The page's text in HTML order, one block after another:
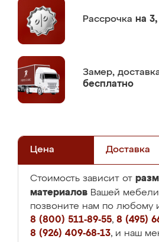
Рассрочка на
Замер,
бесплатно
Цена Доставка
Стоимость зависит от
материалов Вашей
позвоните нам по любому
8 (800) 511-89-55, 8 (495)
8 (926) 409-68-13, и наш